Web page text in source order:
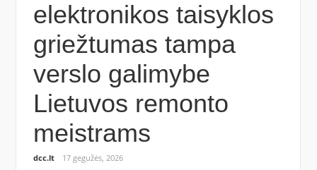
elektronikos taisyklos
griežtumas tampa
verslo galimybe
Lietuvos remonto
meistrams
dcc.lt 17 gegužės, 2026